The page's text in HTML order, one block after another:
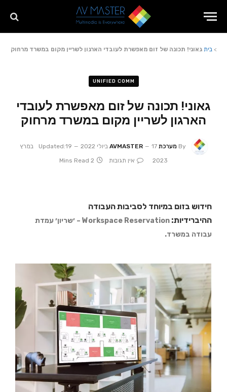
>בית גאוני! תכונה של זום מאפשרת לעובדי הארגון לשריין מקום במשרד מרחוק
UNIFIED COMM
גאוני! תכונה של זום מאפשרת לעובדי
הארגון לשריין מקום במשרד מרחוק
By מערכת AVMASTER17 ביולי 2022 Updated:
19 במרץ
2023
אין תגובות 2 Mins Read
חידוש בזום במיוחד לסביבות העבודה
ההיברידיות:
Workspace Reservation – ׳שריון׳ עמדת
עבודה במשרד.